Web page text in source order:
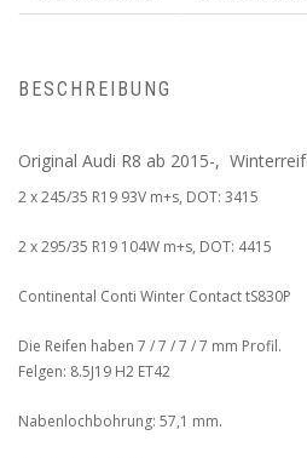
BESCHREIBUNG
Original Audi R8 ab 2015-,
2 x 245/35 R19 93V m+s, DOT: 3415
2 x 295/35 R19 104W m+s, DOT: 4415
Continental Conti Winter Contact tS830P
Die Reifen haben 7 / 7 / 7 / 7 mm Profil.
Felgen: 8.5J19 H2 ET42
Nabenlochbohrung: 57,1 mm.